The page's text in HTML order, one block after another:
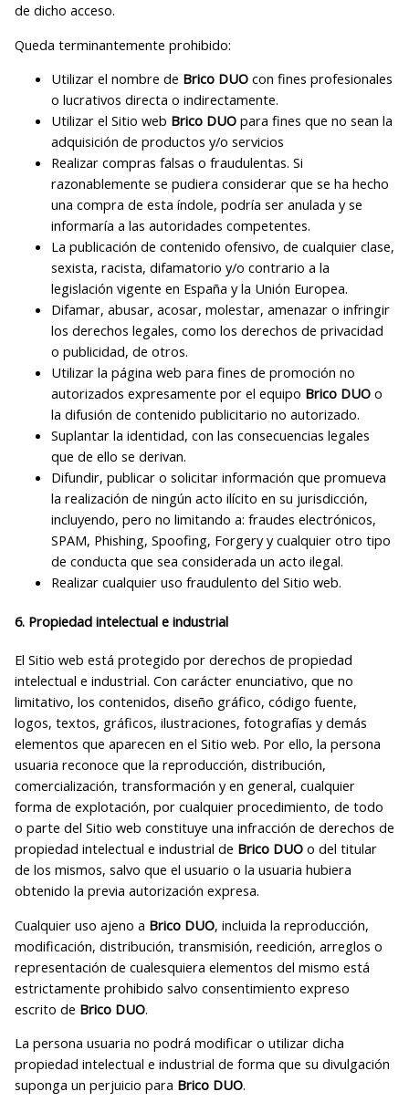
de dicho acceso.
Queda terminantemente prohibido:
Utilizar el nombre de Brico DUOcon fines profesionales
o lucrativos directa o indirectamente.
Utilizar el Sitio web Brico DUOpara fines que no sean la
adquisición de productos y/o servicios
Realizar compras falsas o fraudulentas. Si
razonablemente se pudiera considerar que se ha hecho
una compra de esta índole, podría ser anulada y se
informaría a las autoridades competentes.
La publicación de contenido ofensivo, de cualquier clase,
sexista, racista, difamatorio y/o contrario a la
legislación vigente en España y la Unión Europea.
Difamar, abusar, acosar, molestar, amenazar o infringir
los derechos legales, como los derechos de privacidad
o publicidad, de otros.
Utilizar la página web para fines de promoción no
autorizados expresamente por el equipo Brico DUOo
la difusión de contenido publicitario no autorizado.
Suplantar la identidad, con las consecuencias legales
que de ello se derivan.
Difundir, publicar o solicitar información que promueva
la realización de ningún acto ilícito en su jurisdicción,
incluyendo, pero no limitando a: fraudes electrónicos,
SPAM, Phishing, Spoofing, Forgery y cualquier otro tipo
de conducta que sea considerada un acto ilegal.
Realizar cualquier uso fraudulento del Sitio web.
6. Propiedad intelectual e industrial
El Sitio web está protegido por derechos de propiedad
intelectual e industrial. Con carácter enunciativo, que no
limitativo, los contenidos, diseño gráfico, código fuente,
logos, textos, gráficos, ilustraciones, fotografías y demás
elementos que aparecen en el Sitio web. Por ello, la persona
usuaria reconoce que la reproducción, distribución,
comercialización, transformación y en general, cualquier
forma de explotación, por cualquier procedimiento, de todo
o parte del Sitio web constituye una infracción de derechos de
propiedad intelectual e industrial de Brico DUOo del titular
de los mismos, salvo que el usuario o la usuaria hubiera
obtenido la previa autorización expresa.
Cualquier uso ajeno a Brico DUO, incluida la reproducción,
modificación, distribución, transmisión, reedición, arreglos o
representación de cualesquiera elementos del mismo está
estrictamente prohibido salvo consentimiento expreso
escrito de Brico DUO.
La persona usuaria no podrá modificar o utilizar dicha
propiedad intelectual e industrial de forma que su divulgación
suponga un perjuicio para Brico DUO.